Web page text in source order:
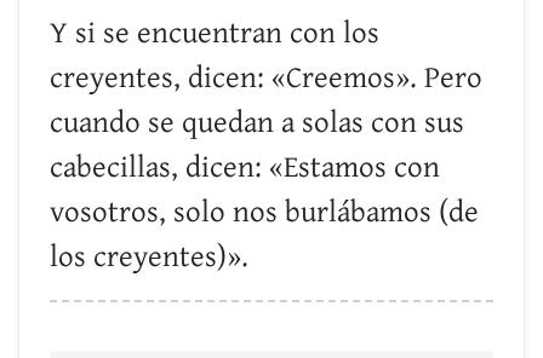
Y si se encuentran con los
creyentes, dicen: «Creemos». Pero
cuando se quedan a solas con sus
cabecillas, dicen: «Estamos con
vosotros, solo nos burlábamos (de
los creyentes)».